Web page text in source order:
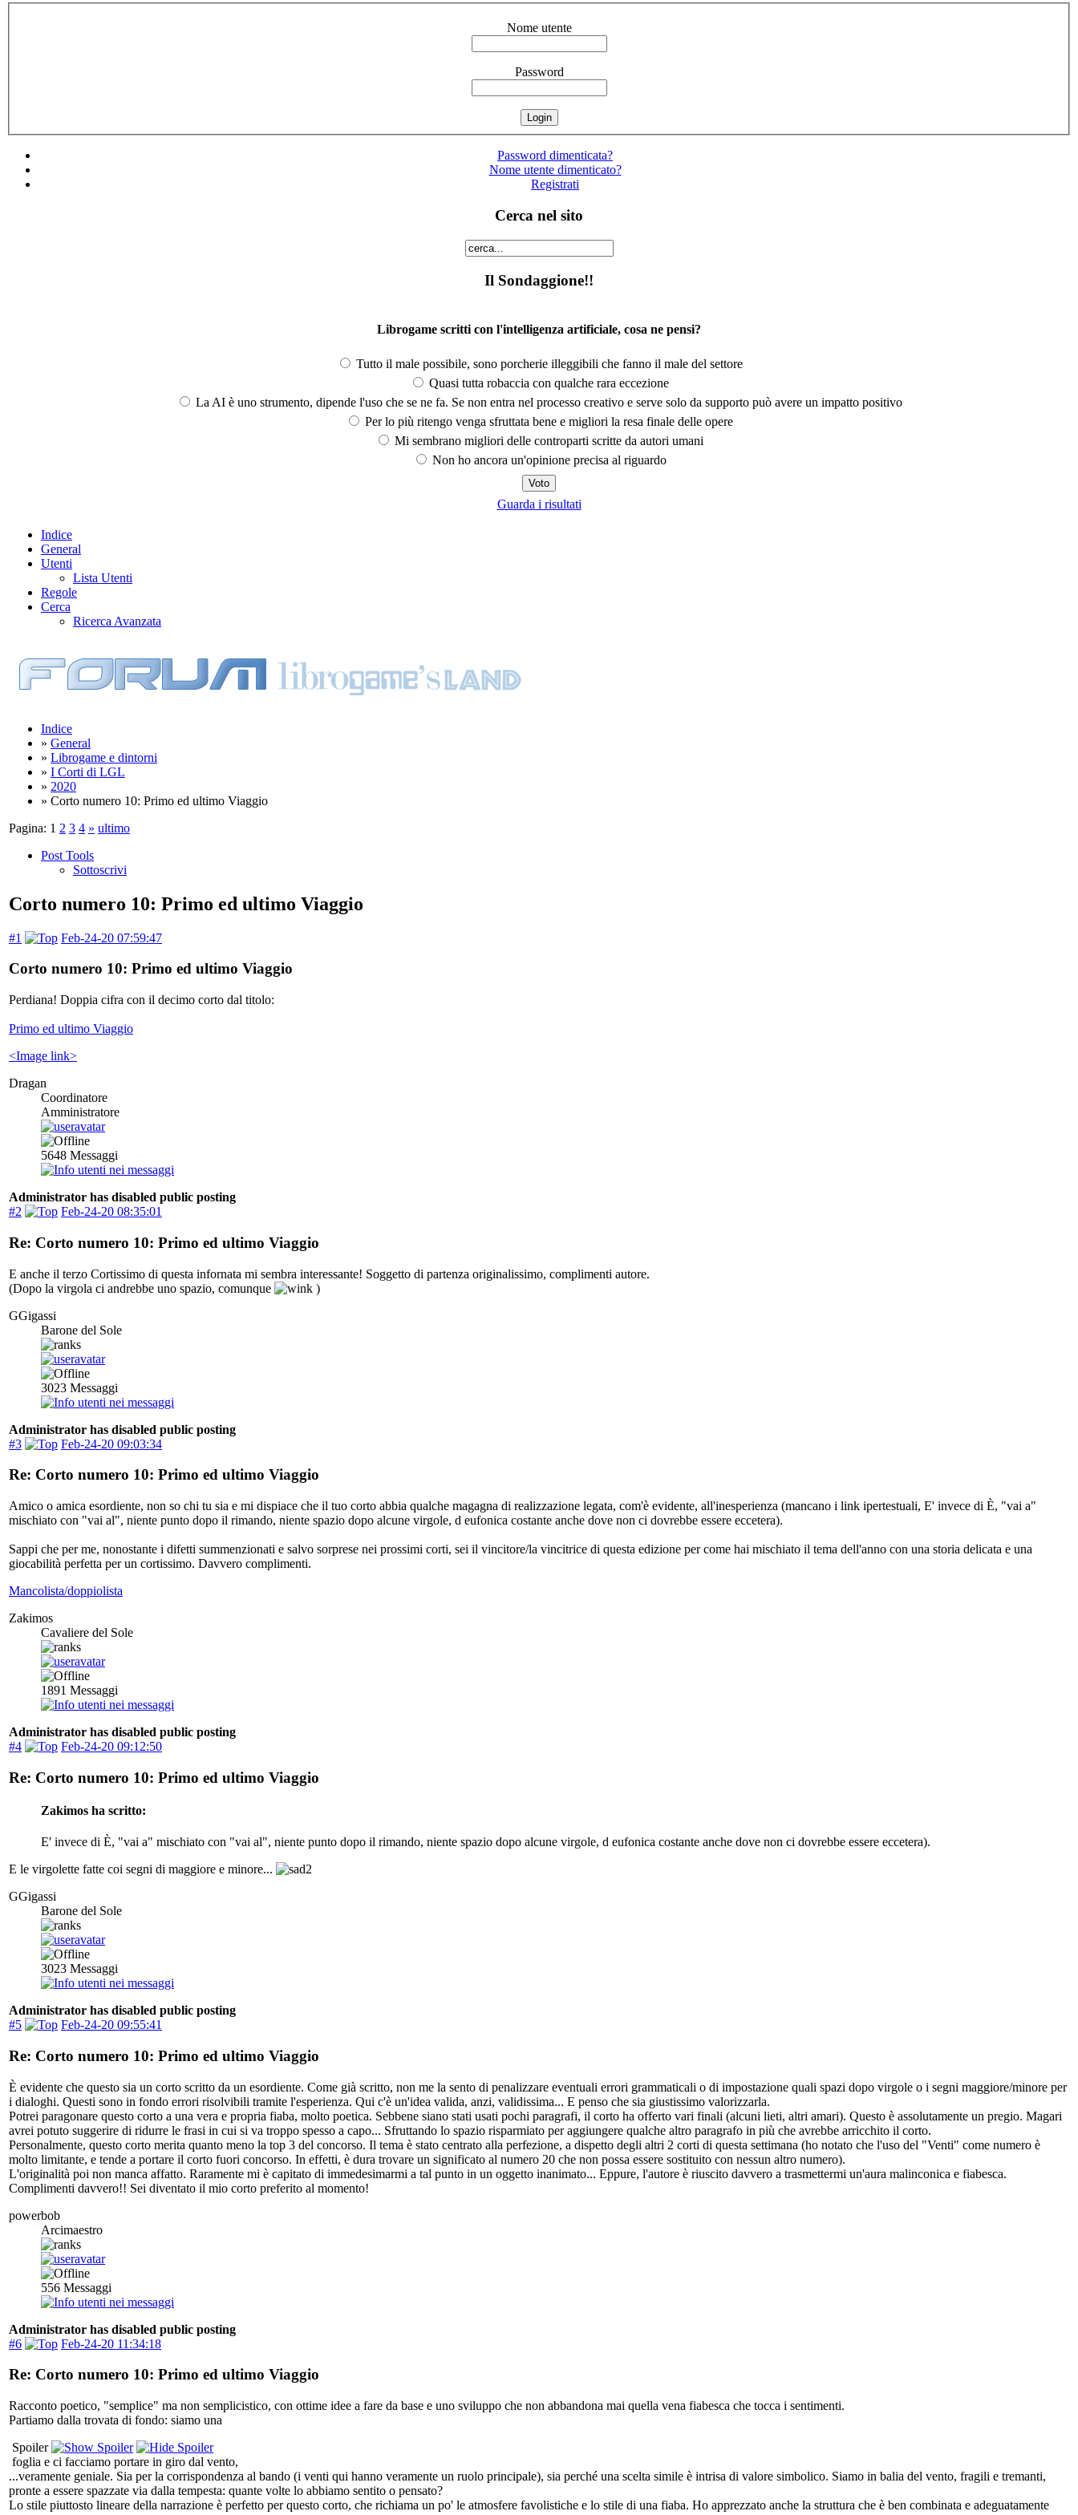
Nome utente
Password
Password dimenticata?
Nome utente dimenticato?
Registrati
Cerca nel sito
Il Sondaggione!!
Librogame scritti con l'intelligenza artificiale, cosa ne pensi?
Tutto il male possibile, sono porcherie illeggibili che fanno il male del settore
Quasi tutta robaccia con qualche rara eccezione
La AI è uno strumento, dipende l'uso che se ne fa. Se non entra nel processo creativo e serve solo da supporto può avere un impatto positivo
Per lo più ritengo venga sfruttata bene e migliori la resa finale delle opere
Mi sembrano migliori delle controparti scritte da autori umani
Non ho ancora un'opinione precisa al riguardo
Guarda i risultati
Indice
General
Utenti
Lista Utenti
Regole
Cerca
Ricerca Avanzata
Indice
» General
» Librogame e dintorni
» I Corti di LGL
» 2020
» Corto numero 10: Primo ed ultimo Viaggio
Pagina: 1 2 3 4 » ultimo
Post Tools
Sottoscrivi
Corto numero 10: Primo ed ultimo Viaggio
#1 Feb-24-20 07:59:47
Corto numero 10: Primo ed ultimo Viaggio
Perdiana! Doppia cifra con il decimo corto dal titolo:
Primo ed ultimo Viaggio
<Image link>
Dragan
Coordinatore
Amministratore
5648 Messaggi
Administrator has disabled public posting
#2
Feb-24-20 08:35:01
Re: Corto numero 10: Primo ed ultimo Viaggio
E anche il terzo Cortissimo di questa infornata mi sembra interessante! Soggetto di partenza originalissimo, complimenti autore.
(Dopo la virgola ci andrebbe uno spazio, comunque
)
GGigassi
Barone del Sole
3023 Messaggi
Administrator has disabled public posting
#3
Feb-24-20 09:03:34
Re: Corto numero 10: Primo ed ultimo Viaggio
Amico o amica esordiente, non so chi tu sia e mi dispiace che il tuo corto abbia qualche magagna di realizzazione legata, com'è evidente, all'inesperienza (mancano i link ipertestuali, E' invece di È, "vai a"
mischiato con "vai al", niente punto dopo il rimando, niente spazio dopo alcune virgole, d eufonica costante anche dove non ci dovrebbe essere eccetera).
Sappi che per me, nonostante i difetti summenzionati e salvo sorprese nei prossimi corti, sei il vincitore/la vincitrice di questa edizione per come hai mischiato il tema dell'anno con una storia delicata e una
giocabilità perfetta per un cortissimo. Davvero complimenti.
Mancolista/doppiolista
Zakimos
Cavaliere del Sole
1891 Messaggi
Administrator has disabled public posting
#4
Feb-24-20 09:12:50
Re: Corto numero 10: Primo ed ultimo Viaggio
Zakimos ha scritto:
E' invece di È, "vai a" mischiato con "vai al", niente punto dopo il rimando, niente spazio dopo alcune virgole, d eufonica costante anche dove non ci dovrebbe essere eccetera).
E le virgolette fatte coi segni di maggiore e minore...
GGigassi
Barone del Sole
3023 Messaggi
Administrator has disabled public posting
#5
Feb-24-20 09:55:41
Re: Corto numero 10: Primo ed ultimo Viaggio
È evidente che questo sia un corto scritto da un esordiente. Come già scritto, non me la sento di penalizzare eventuali errori grammaticali o di impostazione quali spazi dopo virgole o i segni maggiore/minore per
i dialoghi. Questi sono in fondo errori risolvibili tramite l'esperienza. Qui c'è un'idea valida, anzi, validissima... E penso che sia giustissimo valorizzarla.
Potrei paragonare questo corto a una vera e propria fiaba, molto poetica. Sebbene siano stati usati pochi paragrafi, il corto ha offerto vari finali (alcuni lieti, altri amari). Questo è assolutamente un pregio. Magari
avrei potuto suggerire di ridurre le frasi in cui si va troppo spesso a capo... Sfruttando lo spazio risparmiato per aggiungere qualche altro paragrafo in più che avrebbe arricchito il corto.
Personalmente, questo corto merita quanto meno la top 3 del concorso. Il tema è stato centrato alla perfezione, a dispetto degli altri 2 corti di questa settimana (ho notato che l'uso del "Venti" come numero è
molto limitante, e tende a portare il corto fuori concorso. In effetti, è dura trovare un significato al numero 20 che non possa essere sostituito con nessun altro numero).
L'originalità poi non manca affatto. Raramente mi è capitato di immedesimarmi a tal punto in un oggetto inanimato... Eppure, l'autore è riuscito davvero a trasmettermi un'aura malinconica e fiabesca.
Complimenti davvero!! Sei diventato il mio corto preferito al momento!
powerbob
Arcimaestro
556 Messaggi
Administrator has disabled public posting
#6
Feb-24-20 11:34:18
Re: Corto numero 10: Primo ed ultimo Viaggio
Racconto poetico, "semplice" ma non semplicistico, con ottime idee a fare da base e uno sviluppo che non abbandona mai quella vena fiabesca che tocca i sentimenti.
Partiamo dalla trovata di fondo: siamo una
Spoiler
foglia e ci facciamo portare in giro dal vento,
...veramente geniale. Sia per la corrispondenza al bando (i venti qui hanno veramente un ruolo principale), sia perché una scelta simile è intrisa di valore simbolico. Siamo in balia del vento, fragili e tremanti,
pronte a essere spazzate via dalla tempesta: quante volte lo abbiamo sentito o pensato?
Lo stile piuttosto lineare della narrazione è perfetto per questo corto, che richiama un po' le atmosfere favolistiche e lo stile di una fiaba. Ho apprezzato anche la struttura che è ben combinata e adeguatamente